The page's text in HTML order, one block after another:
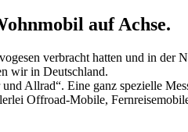
auf Achse.
verbracht hatten und in der
wir in Deutschland.
Allrad“. Eine ganz spezielle
Offroad-Mobile,